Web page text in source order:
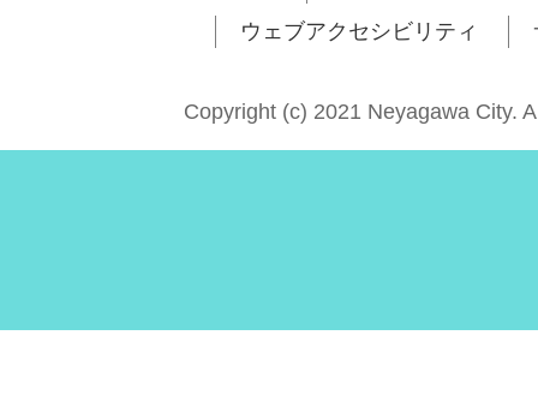
ウェブアクセシビリティ
Copyright (c) 2021 Neyagawa City.